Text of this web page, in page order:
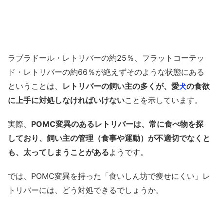
ラブラドール・レトリバーの約25％、フラットコーテッ
ド・レトリバーの約66％が絶えずそのような状態にある
ということは、 レトリバーの飼い主の多くが、愛犬の食欲
に上手に対処しなければいけないことを示しています。
実際、 POMC変異のあるレトリバーは、常に食べ物を探
しており、飼い主の管理（食事や運動）が不適切でなくと
も、太ってしまうことがあるようです。
では、POMC変異を持った「食いしん坊で痩せにくい」レ
トリバーには、どう対処できるでしょうか。